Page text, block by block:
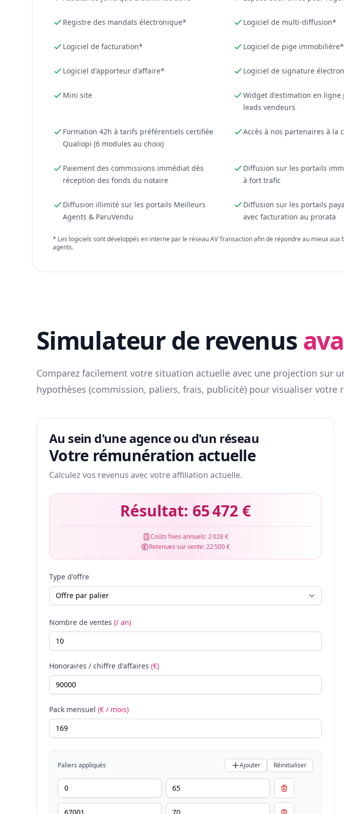
Registre des mandats électronique* Logiciel de multi-diffusion*
Logiciel de facturation* Logiciel de pige immobilière*
Logiciel d'apporteur d'affaire* Logiciel de signature
Mini site
Widget d'estimation en ligne
leads vendeurs
Formation 42h à tarifs préférentiels certifiée
Qualiopi (6 modules au choix)
Accès à nos partenaires à la
Paiement des commissions immédiat dès
réception des fonds du notaire
Diffusion sur les portails
à fort trafic
Diffusion illimité sur les portails Meilleurs
Agents & ParuVendu
Diffusion sur les portails
avec facturation au prorata
* Les logiciels sont développés en interne par le réseau AV Transaction afin de répondre au mieux aux
agents.
Simulateur de revenus
Comparez facilement votre situation actuelle avec une projection sur
hypothèses (commission, paliers, frais, publicité) pour visualiser votre
Au sein d'une agence ou d'un réseau
Votre rémunération actuelle
Calculez vos revenus avec votre affiliation actuelle.
Résultat: 65 472 €
Coûts fixes annuels:2 028 €
Retenues sur vente:22 500 €
Type d'offre
Nombre de ventes (/ an)
Honoraires / chiffre d'affaires (€)
Pack mensuel (€ / mois)
Paliers appliqués Ajouter Réinitialiser